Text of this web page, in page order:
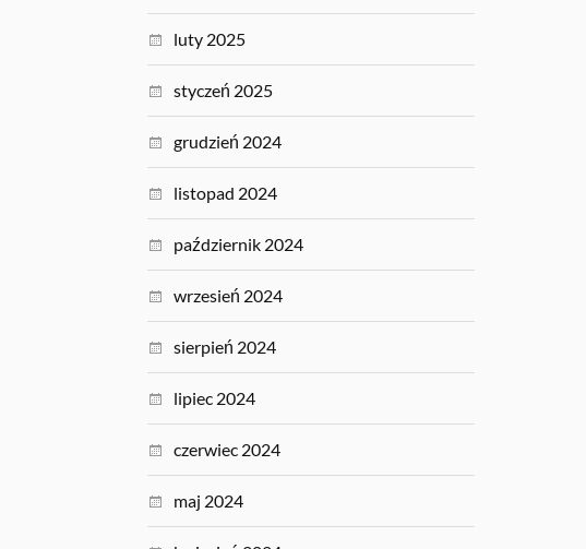
luty 2025
styczeń 2025
grudzień 2024
listopad 2024
październik 2024
wrzesień 2024
sierpień 2024
lipiec 2024
czerwiec 2024
maj 2024